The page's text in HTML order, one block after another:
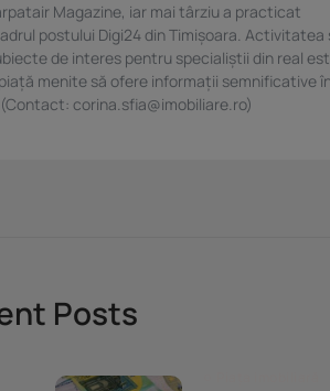
Magazine, iar mai târziu a practicat
postului Digi24 din Timișoara. Activitatea
de interes pentru specialiștii din real
menite să ofere informații semnificative
corina.sfia@imobiliare.ro)
Posts